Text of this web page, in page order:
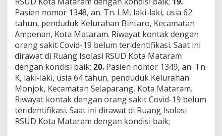
Pasien nomor 1348, an. Tn. LM, laki-laki, usia 62
tahun, penduduk Kelurahan Bintaro, Kecamatan
Ampenan, Kota Mataram. Riwayat kontak dengan
orang sakit Covid-19 belum teridentifikasi. Saat ini
dirawat di Ruang Isolasi RSUD Kota Mataram
dengan kondisi baik; 20. Pasien nomor 1349, an. Tn.
K, laki-laki, usia 64 tahun, penduduk Kelurahan
Monjok, Kecamatan Selaparang, Kota Mataram.
Riwayat kontak dengan orang sakit Covid-19 belum
teridentifikasi. Saat ini dirawat di Ruang Isolasi
RSUD Kota Mataram dengan kondisi baik;